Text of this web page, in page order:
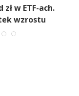
w ETF-ach.
wzrostu